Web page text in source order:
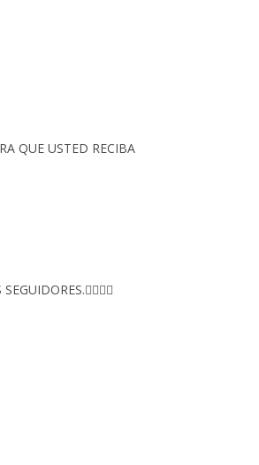
QUE USTED RECIBA